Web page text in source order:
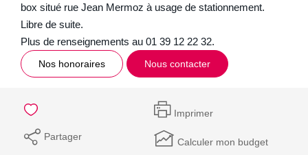
box situé rue Jean Mermoz à usage de stationnement.
Libre de suite.
Plus de renseignements au 01 39 12 22 32.
Nos honoraires Nous contacter
Imprimer
Partager Calculer mon budget